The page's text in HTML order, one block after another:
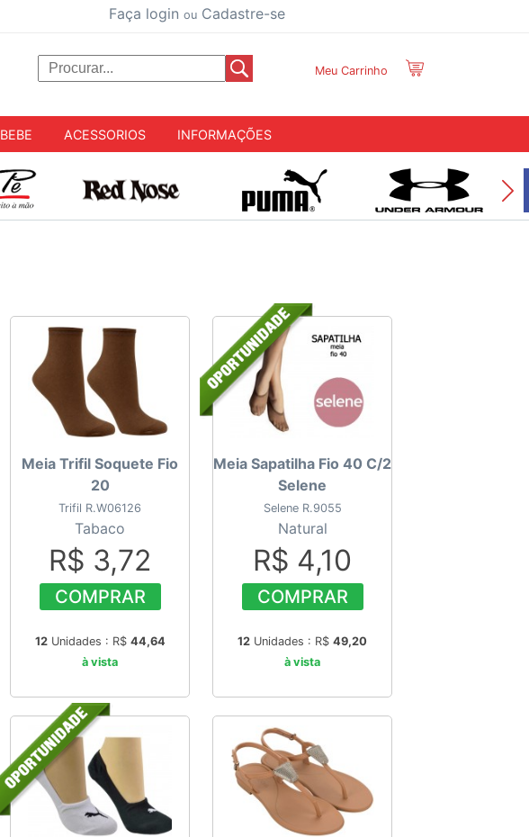
Faça login ou Cadastre-se
Meu Carrinho
BEBE ACESSORIOS INFORMAÇÕES
Meia Trifil Soquete Fio
20
Trifil R.W06126
Tabaco
R$ 3,72
COMPRAR
12Unidades : R$ 44,64
à vista
Meia Sapatilha Fio 40 C/2
Selene
Selene R.9055
Natural
R$ 4,10
COMPRAR
12 Unidades : R$ 49,20
à vista